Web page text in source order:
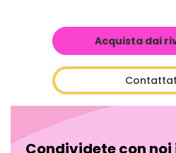
Acquista dai
Condividete con